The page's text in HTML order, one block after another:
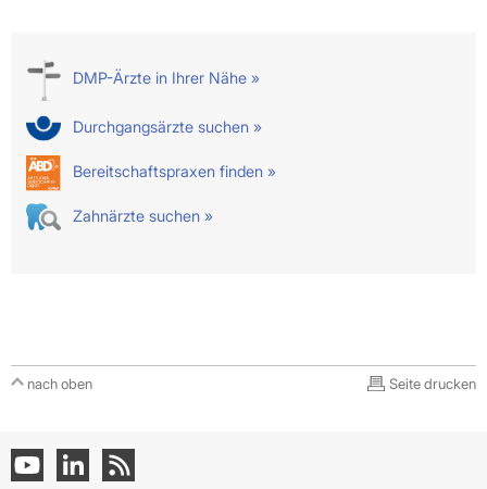
DMP-Ärzte in Ihrer Nähe »
Durchgangsärzte suchen »
Bereitschaftspraxen finden »
Zahnärzte suchen »
nach oben Seite drucken